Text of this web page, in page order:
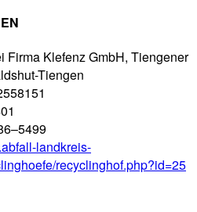
Firma Klefenz GmbH, Tiengener
Tiengen
landkreis-
recyclinghof.php?id=25